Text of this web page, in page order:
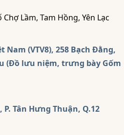
Lầm, Tam Hồng, Yên Lạc
(VTV8), 258 Bạch Đằng,
(Đồ lưu niệm, trưng bày Gốm
Tân Hưng Thuận, Q.12